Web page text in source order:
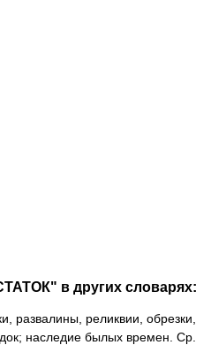
в других словарях:
развалины, реликвии, обрезки,
наследие былых времен. Ср.